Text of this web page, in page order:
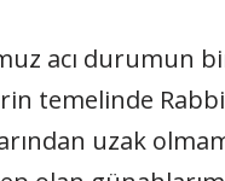
acı durumun
temelinde
uzak